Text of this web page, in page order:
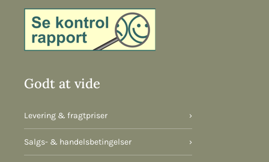
Godt at vide
Levering & fragtpriser ›
Salgs- & handelsbetingelser ›